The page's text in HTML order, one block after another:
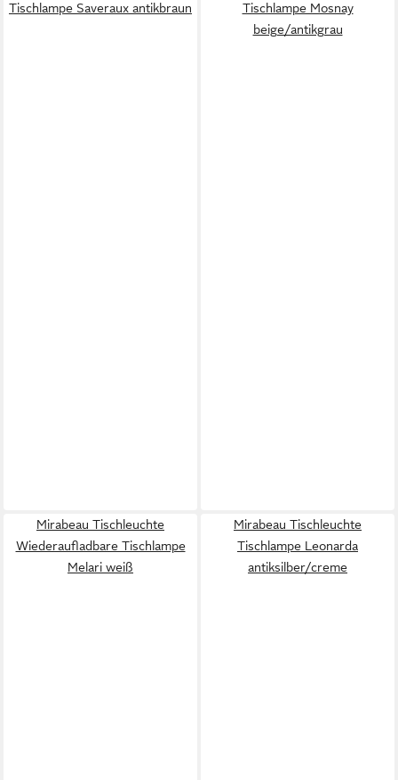
Tischlampe Saveraux antikbraun
Tischlampe Mosnay
beige/antikgrau
Mirabeau Tischleuchte
Wiederaufladbare Tischlampe
Melari weiß
Mirabeau Tischleuchte
Tischlampe Leonarda
antiksilber/creme